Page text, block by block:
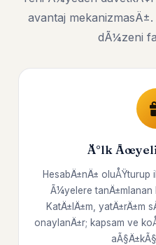
avantaj
dÃ¼zeni
Ä°lk
HesabÄ±nÄ± oluÅŸturup
Ã¼yelere tanÄ±mlanan
KatÄ±lÄ±m, yatÄ±rÄ±m
onaylanÄ±r; kapsam ve